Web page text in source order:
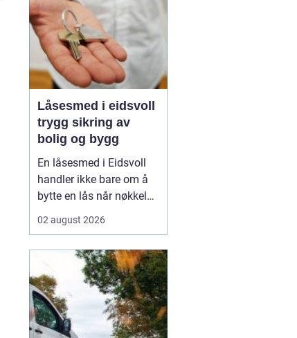
Låsesmed i eidsvoll
trygg sikring av
bolig og bygg
En låsesmed i Eidsvoll
handler ikke bare om å
bytte en lås når nøkkelen
fagperson ser på hele
hengsler, sylindre,
beslag, adgangskontroll
og eventuelt
dørautomatikk. Slik får
både boligeiere,
02 august 2026